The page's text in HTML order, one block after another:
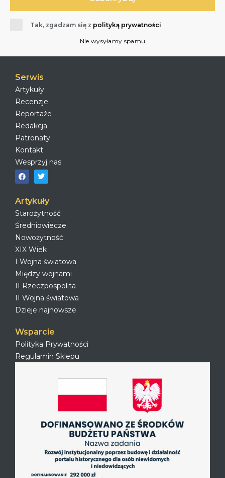
Tak, zgadzam się z polityką prywatności
Nie wysyłamy spamu
Serwis
Artykuły
Recenzje
Reportaże
Redakcja
Patronaty
Kontakt
Wesprzyj nas
Artykuły
Starożytność
Średniowiecze
Nowożytność
XIX Wiek
I Wojna światowa
Między wojnami
II Rzeczpospolita
II Wojna światowa
Dzieje najnowsze
Wsparcie
Polityka Prywatności
Regulamin Sklepu